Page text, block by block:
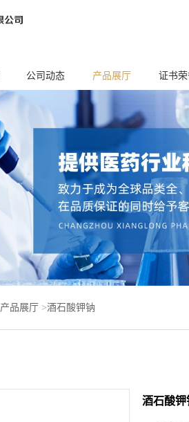
公司动态 产品展厅 证书
产品展厅 >酒石酸钾钠
酒石酸钾